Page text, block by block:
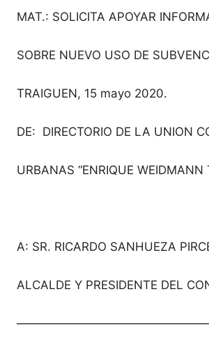
MAT.: SOLICITA APOYAR
SOBRE NUEVO USO DE
TRAIGUEN, 15 mayo 2020.
DE: DIRECTORIO DE LA UNION
URBANAS “ENRIQUE WEIDMANN
A: SR. RICARDO SANHUEZA
ALCALDE Y PRESIDENTE DEL